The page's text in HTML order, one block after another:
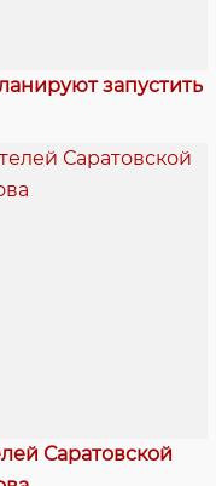
запустить
Саратовской